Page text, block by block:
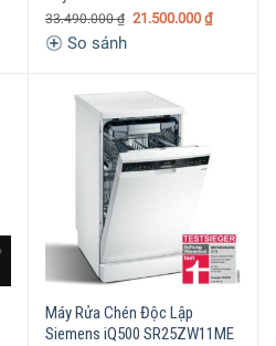
33.490.000₫ 21.500.000 ₫
So sánh
Máy Rửa Chén Độc Lập
Siemens iQ500 SR25ZW11ME